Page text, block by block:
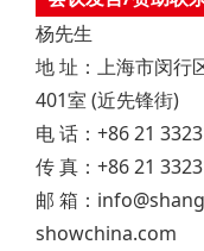
杨先生
地 址：上海市闵行
401室 (近先锋街)
电 话：+86 21
传 真：+86 21
邮 箱：
showchina.com